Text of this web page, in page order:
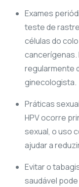
Exames
teste de
células do
cancerígenas.
regularmente
ginecologista.
Práticas
HPV ocorre
sexual, o uso
ajudar a
Evitar o
saudável